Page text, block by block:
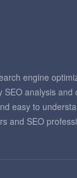
engine
SEO analysis
easy to
and SEO